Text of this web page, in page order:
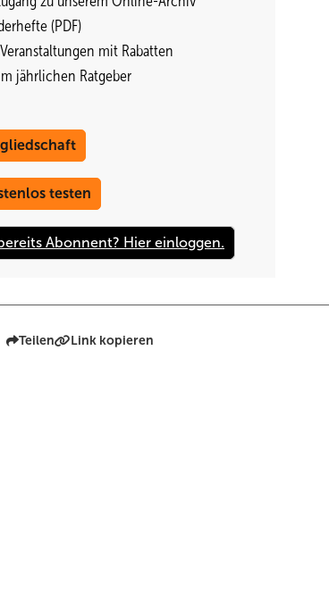
(PDF)
mit Rabatten
jährlichen Ratgeber
testen
Teilen Link kopieren